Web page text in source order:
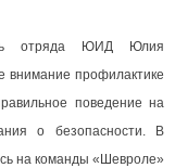
отряда ЮИД Юлия
внимание профилактике
поведение на
о безопасности. В
на команды «Шевроле»